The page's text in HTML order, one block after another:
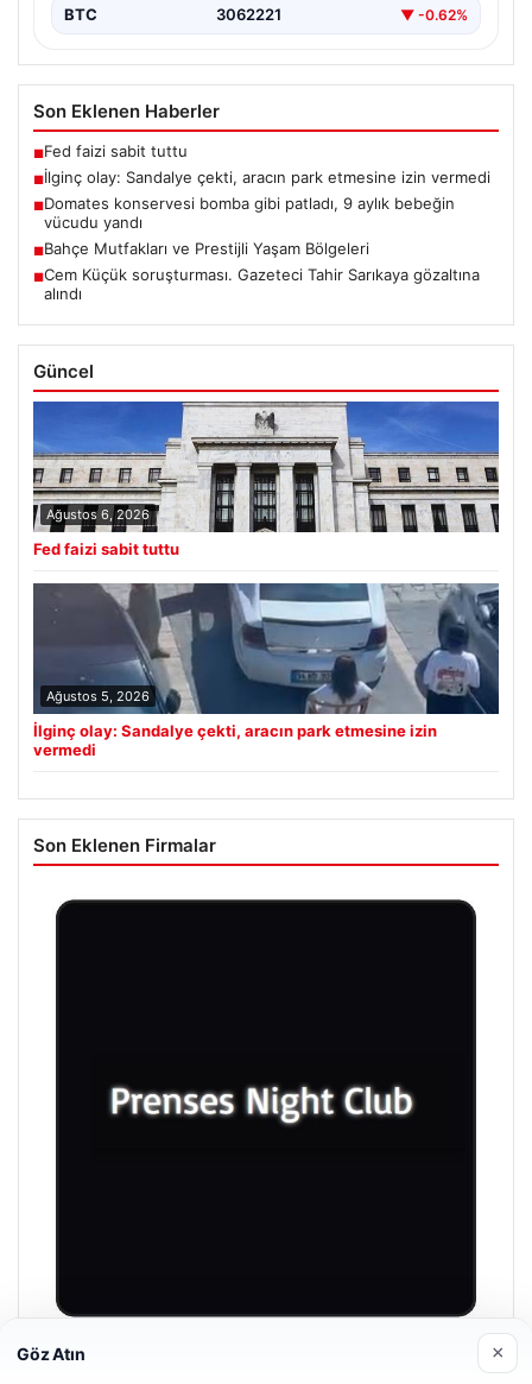
BTC 3062221 ▼ -0.62%
Son Eklenen Haberler
■Fed faizi sabit tuttu
■İlginç olay: Sandalye çekti, aracın park etmesine izin vermedi
■Domates konservesi bomba gibi patladı, 9 aylık bebeğin
vücudu yandı
■Bahçe Mutfakları ve Prestijli Yaşam Bölgeleri
■Cem Küçük soruşturması. Gazeteci Tahir Sarıkaya gözaltına
alındı
Güncel
Ağustos 6, 2026
Fed faizi sabit tuttu
Ağustos 5, 2026
İlginç olay: Sandalye çekti, aracın park etmesine izin
vermedi
Son Eklenen Firmalar
Prenses Night Club
Göz Atın ×